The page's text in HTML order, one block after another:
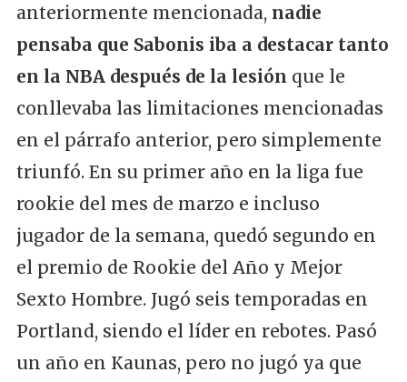
anteriormente mencionada, nadie
pensaba que Sabonis iba a destacar tanto
en la NBA después de la lesión que le
conllevaba las limitaciones mencionadas
en el párrafo anterior, pero simplemente
triunfó. En su primer año en la liga fue
rookie del mes de marzo e incluso
jugador de la semana, quedó segundo en
el premio de Rookie del Año y Mejor
Sexto Hombre. Jugó seis temporadas en
Portland, siendo el líder en rebotes. Pasó
un año en Kaunas, pero no jugó ya que